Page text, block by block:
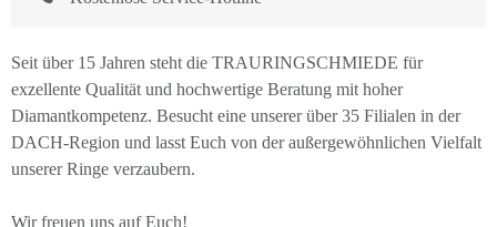
Seit über 15 Jahren steht die TRAURINGSCHMIEDE für
exzellente Qualität und hochwertige Beratung mit hoher
Diamantkompetenz. Besucht eine unserer über 35 Filialen in der
DACH-Region und lasst Euch von der außergewöhnlichen Vielfalt
unserer Ringe verzaubern.
Wir freuen uns auf Euch!